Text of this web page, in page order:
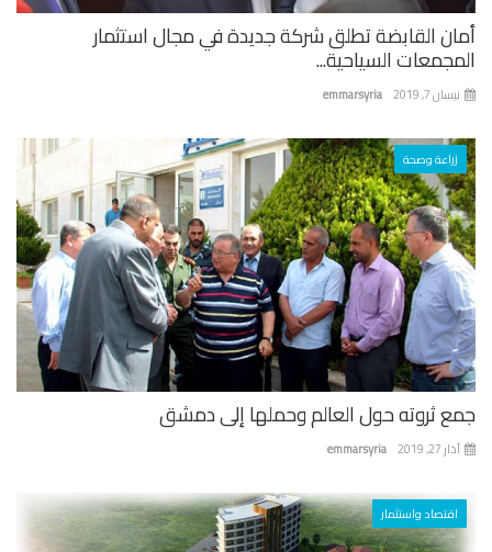
القابضة تطلق شركة جديدة في مجال استثمار
السياحية...
emmarsyria 7, 2019
زراعة وصحة
ثروته حول العالم وحملها إلى دمشق
emmarsyria 27, 2019
اقتصاد واستثمار